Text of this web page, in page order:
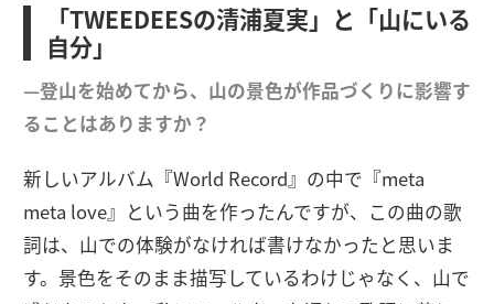
「TWEEDEESの清浦夏実」と「山にいる
自分」
—登山を始めてから、山の景色が作品づくりに影響す
ることはありますか？
新しいアルバム『World Record』の中で『meta
meta love』という曲を作ったんですが、この曲の歌
詞は、山での体験がなければ書けなかったと思いま
す。景色をそのまま描写しているわけじゃなく、山で